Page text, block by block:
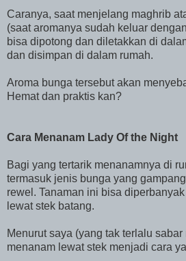
Caranya, saat menjelang maghrib
(saat aromanya sudah keluar
bisa dipotong dan diletakkan di
dan disimpan di dalam rumah.
Aroma bunga tersebut akan
Hemat dan praktis kan?
Cara Menanam Lady Of the Night
Bagi yang tertarik menanamnya di
termasuk jenis bunga yang
rewel. Tanaman ini bisa
lewat stek batang.
Menurut saya (yang tak terlalu
menanam lewat stek menjadi cara